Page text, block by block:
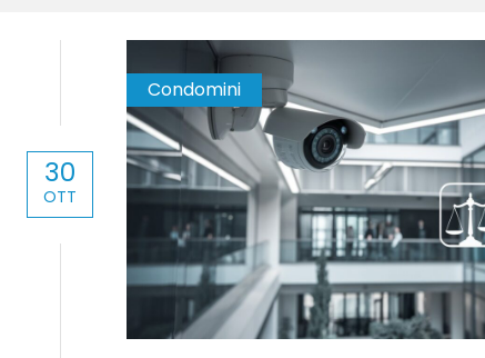
Condomini
30
OTT